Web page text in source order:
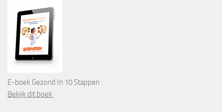
E-boek Gezond In 10 Stappen
Bekijk dit boek